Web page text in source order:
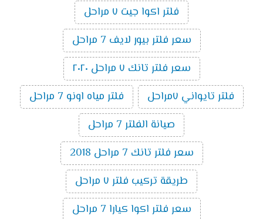
فلتر اكوا جيت ٧ مراحل
سعر فلتر بيور لايف 7 مراحل
سعر فلتر تانك ٧ مراحل ٢٠٢٠
فلتر تايواني ٧مراحل
فلتر مياه اونو 7 مراحل
صيانة الفلتر 7 مراحل
سعر فلتر تانك 7 مراحل 2018
طريقة تركيب فلتر ٧ مراحل
سعر فلتر اكوا كيارا 7 مراحل